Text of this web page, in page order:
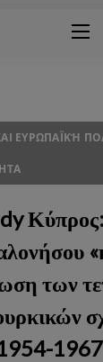
ΕΥΡΩΠΑΪΚΉ
των
1967